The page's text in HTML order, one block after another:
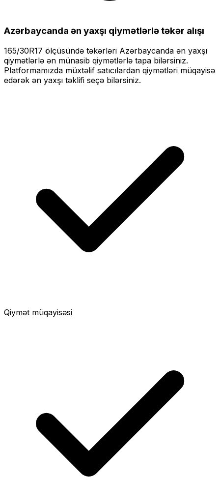
Azərbaycanda ən yaxşı qiymətlərlətəkər alışı
165/30R17 ölçüsündə təkərləri Azərbaycanda ən yaxşı
qiymətlərlə ən münasib qiymətlərlə tapa bilərsiniz.
Platformamızda müxtəlif satıcılardan qiymətləri müqayisə
edərək ən yaxşı təklifi seçə bilərsiniz.
Qiymət müqayisəsi